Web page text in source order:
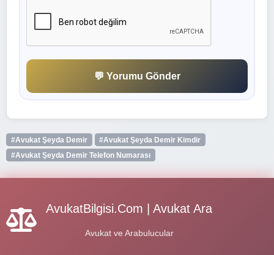
💬 Yorumu Gönder
#Avukat Şeyda Demir
#Avukat Şeyda Demir Kimdir
#Avukat Şeyda Demir Telefon Numarası
AvukatBilgisi.Com | Avukat Ara
Avukat ve Arabulucular